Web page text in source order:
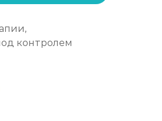
контролем